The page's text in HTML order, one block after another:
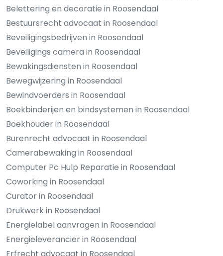
Belettering en decoratie in Roosendaal
Bestuursrecht advocaat in Roosendaal
Beveiligingsbedrijven in Roosendaal
Beveiligings camera in Roosendaal
Bewakingsdiensten in Roosendaal
Bewegwijzering in Roosendaal
Bewindvoerders in Roosendaal
Boekbinderijen en bindsystemen in Roosendaal
Boekhouder in Roosendaal
Burenrecht advocaat in Roosendaal
Camerabewaking in Roosendaal
Computer Pc Hulp Reparatie in Roosendaal
Coworking in Roosendaal
Curator in Roosendaal
Drukwerk in Roosendaal
Energielabel aanvragen in Roosendaal
Energieleverancier in Roosendaal
Erfrecht advocaat in Roosendaal